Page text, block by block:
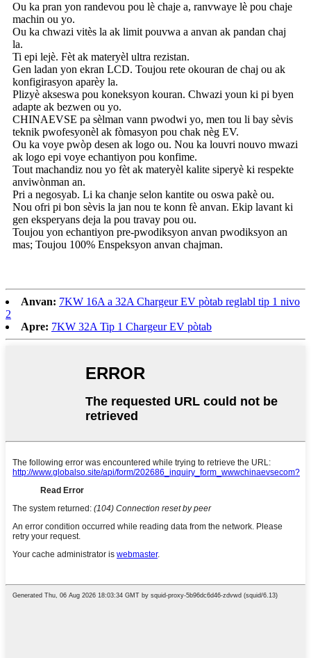
Ou ka pran yon randevou pou lè chaje a, ranvwaye lè pou chaje
machin ou yo.
Ou ka chwazi vitès la ak limit pouvwa a anvan ak pandan chaj
la.
Ti epi lejè. Fèt ak materyèl ultra rezistan.
Gen ladan yon ekran LCD. Toujou rete okouran de chaj ou ak
konfigirasyon aparèy la.
Plizyè akseswa pou koneksyon kouran. Chwazi youn ki pi byen
adapte ak bezwen ou yo.
CHINAEVSE pa sèlman vann pwodwi yo, men tou li bay sèvis
teknik pwofesyonèl ak fòmasyon pou chak nèg EV.
Ou ka voye pwòp desen ak logo ou. Nou ka louvri nouvo mwazi
ak logo epi voye echantiyon pou konfime.
Tout machandiz nou yo fèt ak materyèl kalite siperyè ki respekte
anviwònman an.
Pri a negosyab. Li ka chanje selon kantite ou oswa pakè ou.
Nou ofri pi bon sèvis la jan nou te konn fè anvan. Ekip lavant ki
gen eksperyans deja la pou travay pou ou.
Toujou yon echantiyon pre-pwodiksyon anvan pwodiksyon an
mas; Toujou 100% Enspeksyon anvan chajman.
Anvan: 7KW 16A a 32A Chargeur EV pòtab reglabl tip 1 nivo
2
Apre: 7KW 32A Tip 1 Chargeur EV pòtab